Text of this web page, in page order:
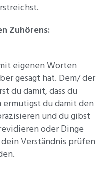
Zuhörens:
eigenen Worten
gesagt hat. Dem/ der
du damit, dass du
du damit den
und du gibst
oder Dinge
Verständnis prüfen